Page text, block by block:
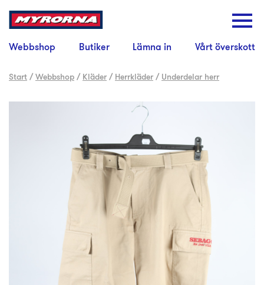
Webbshop Butiker Lämna in Vårt överskott
Start /Webbshop / Kläder / Herrkläder / Underdelar herr